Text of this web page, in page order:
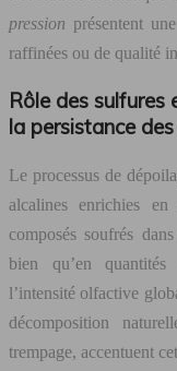
pression présentent
raffinées ou de qualité
Rôle des sulfures
la persistance
Le processus de
alcalines enrichies
composés soufrés
bien qu’en quantités
l’intensité olfactive
décomposition
trempage, accentuent